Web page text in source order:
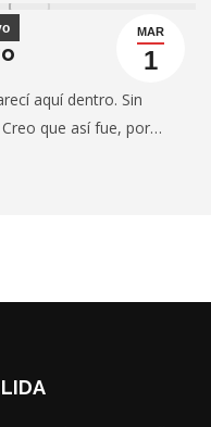
MAR
1
aquí dentro. Sin
que así fue, por…